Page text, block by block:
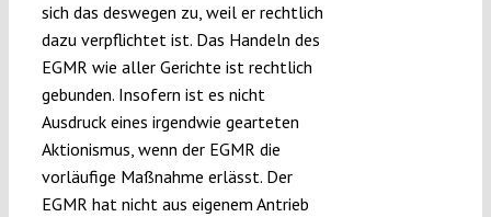
sich das deswegen zu, weil er rechtlich
dazu verpflichtet ist. Das Handeln des
EGMR wie aller Gerichte ist rechtlich
gebunden. Insofern ist es nicht
Ausdruck eines irgendwie gearteten
Aktionismus, wenn der EGMR die
vorläufige Maßnahme erlässt. Der
EGMR hat nicht aus eigenem Antrieb